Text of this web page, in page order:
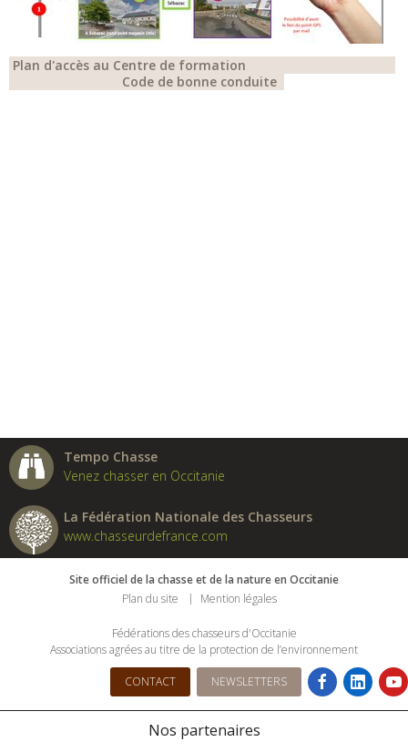
Plan d'accès au Centre de formation
Code de bonne conduite
Tempo Chasse
Venez chasser en Occitanie
La Fédération Nationale des Chasseurs
www.chasseurdefrance.com
Site officiel de la chasse et de la nature en Occitanie
Plan du site
Mention légales
Fédérations des chasseurs d'Occitanie
Associations agrées au titre de la protection de l’environnement
CONTACT NEWSLETTERS
Nos partenaires